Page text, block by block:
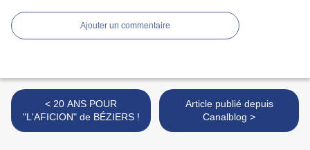
Ajouter un commentaire
< 20 ANS POUR
"L'AFICION" de BÉZIERS !
Article publié depuis
Canalblog >